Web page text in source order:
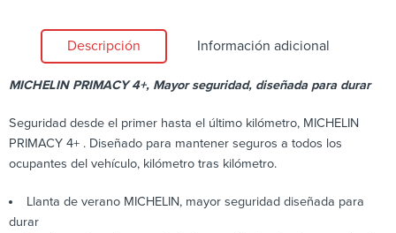
Descripción Información adicional
MICHELIN PRIMACY 4+, Mayor seguridad, diseñada para durar
Seguridad desde el primer hasta el último kilómetro, MICHELIN
PRIMACY 4+ . Diseñado para mantener seguros a todos los
ocupantes del vehículo, kilómetro tras kilómetro.
Llanta de verano MICHELIN, mayor seguridad diseñada para
durar